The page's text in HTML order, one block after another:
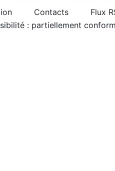
Contacts
Flux
: partiellement